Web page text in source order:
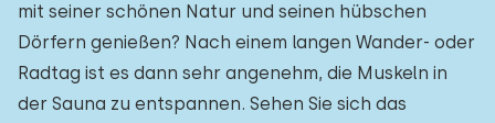
mit seiner schönen Natur und seinen hübschen
Dörfern genießen? Nach einem langen Wander- oder
Radtag ist es dann sehr angenehm, die Muskeln in
der Sauna zu entspannen. Sehen Sie sich das